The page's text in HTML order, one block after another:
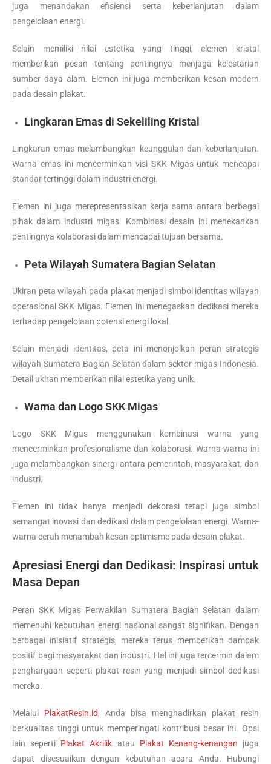
juga menandakan efisiensi serta keberlanjutan dalam
pengelolaan energi.
Selain memiliki nilai estetika yang tinggi, elemen kristal
memberikan pesan tentang pentingnya menjaga kelestarian
sumber daya alam. Elemen ini juga memberikan kesan modern
pada desain plakat.
Lingkaran Emas di Sekeliling Kristal
Lingkaran emas melambangkan keunggulan dan keberlanjutan.
Warna emas ini mencerminkan visi SKK Migas untuk mencapai
standar tertinggi dalam industri energi.
Elemen ini juga merepresentasikan kerja sama antara berbagai
pihak dalam industri migas. Kombinasi desain ini menekankan
pentingnya kolaborasi dalam mencapai tujuan bersama.
Peta Wilayah Sumatera Bagian Selatan
Ukiran peta wilayah pada plakat menjadi simbol identitas wilayah
operasional SKK Migas. Elemen ini menegaskan dedikasi mereka
terhadap pengelolaan potensi energi lokal.
Selain menjadi identitas, peta ini menonjolkan peran strategis
wilayah Sumatera Bagian Selatan dalam sektor migas Indonesia.
Detail ukiran memberikan nilai estetika yang unik.
Warna dan Logo SKK Migas
Logo SKK Migas menggunakan kombinasi warna yang
mencerminkan profesionalisme dan kolaborasi. Warna-warna ini
juga melambangkan sinergi antara pemerintah, masyarakat, dan
industri.
Elemen ini tidak hanya menjadi dekorasi tetapi juga simbol
semangat inovasi dan dedikasi dalam pengelolaan energi. Warna-
warna cerah menambah kesan optimisme pada desain plakat.
Apresiasi Energi dan Dedikasi: Inspirasi untuk
Masa Depan
Peran SKK Migas Perwakilan Sumatera Bagian Selatan dalam
memenuhi kebutuhan energi nasional sangat signifikan. Dengan
berbagai inisiatif strategis, mereka terus memberikan dampak
positif bagi masyarakat dan industri. Hal ini juga tercermin dalam
penghargaan seperti plakat resin yang menjadi simbol dedikasi
mereka.
Melalui PlakatResin.id, Anda bisa menghadirkan plakat resin
berkualitas tinggi untuk memperingati kontribusi besar ini. Opsi
lain seperti Plakat Akrilik atau Plakat Kenang-kenangan juga
dapat disesuaikan dengan kebutuhan acara Anda. Hubungi